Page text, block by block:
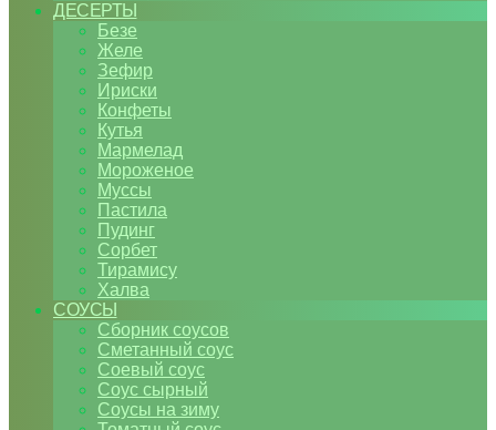
ДЕСЕРТЫ
Безе
Желе
Зефир
Ириски
Конфеты
Кутья
Мармелад
Мороженое
Муссы
Пастила
Пудинг
Сорбет
Тирамису
Халва
СОУСЫ
Сборник соусов
Сметанный соус
Соевый соус
Соус сырный
Соусы на зиму